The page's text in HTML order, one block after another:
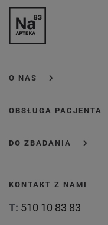
O NAS
OBSŁUGA PACJENTA
DO ZBADANIA
KONTAKT Z NAMI
T: 510 10 83 83